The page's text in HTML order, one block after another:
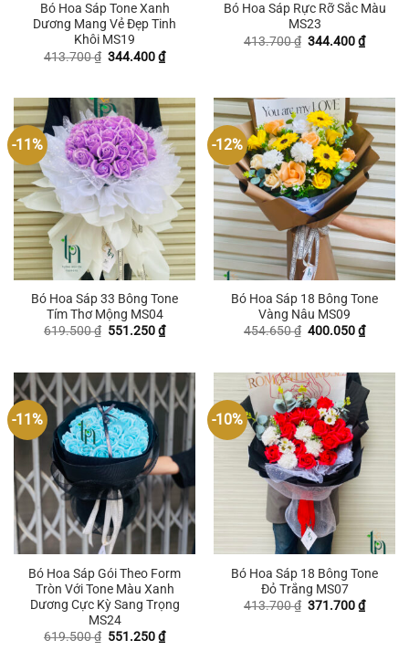
Bó Hoa Sáp Tone Xanh
Dương Mang Vẻ Đẹp Tinh
Khôi MS19
413.700₫ Giá
344.400₫Giá
hiện
344.400 ₫.
Bó Hoa Sáp Rực Rỡ Sắc Màu
MS23
413.700₫ Giá
344.400₫Giá
hiện
-11%
Bó Hoa Sáp 33 Bông Tone
Tím Thơ Mộng MS04
619.500₫ Giá
551.250₫Giá
hiện
551.250 ₫.
-12%
Bó Hoa Sáp 18 Bông Tone
Vàng Nâu MS09
454.650₫ Giá
400.050₫Giá
hiện
-11%
Bó Hoa Sáp Gói Theo Form
Tròn Với Tone Màu Xanh
Dương Cực Kỳ Sang Trọng
MS24
619.500₫ Giá
551.250₫Giá
hiện
-10%
Bó Hoa Sáp 18 Bông Tone
Đỏ Trắng MS07
413.700₫ Giá
371.700₫Giá
hiện